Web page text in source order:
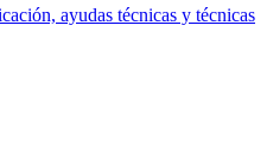
ayudas técnicas y técnicas